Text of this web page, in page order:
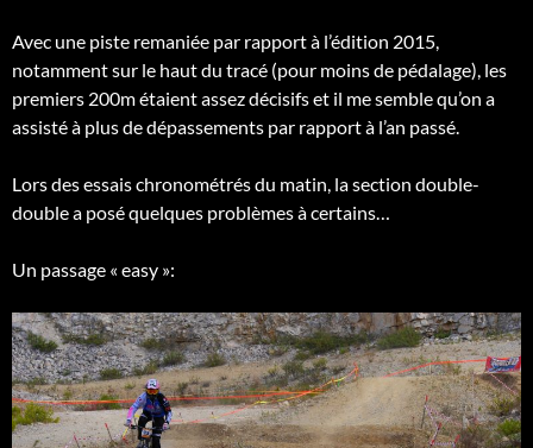
Avec une piste remaniée par rapport à l’édition 2015,
notamment sur le haut du tracé (pour moins de pédalage), les
premiers 200m étaient assez décisifs et il me semble qu’on a
assisté à plus de dépassements par rapport à l’an passé.
Lors des essais chronométrés du matin, la section double-
double a posé quelques problèmes à certains…
Un passage « easy »: